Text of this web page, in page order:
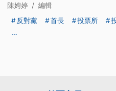
陳娉婷 / 編輯
反對黨
首長 投票所
...